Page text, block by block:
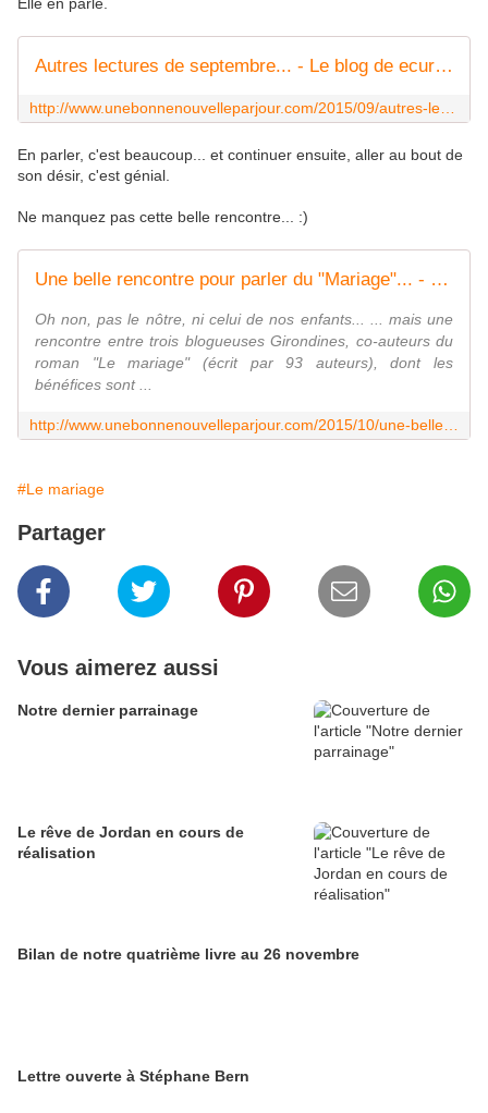
Autres lectures de septembre... - Le blog de ecureuilbleu
En parler, c'est beaucoup... et continuer ensuite, aller au bout de
son désir, c'est génial.
Ne manquez pas cette belle rencontre... :)
Une belle rencontre pour parler du "Mariage"... - Le blog de ecureuilbleu
Oh non, pas le nôtre, ni celui de nos enfants... ... mais une
rencontre entre trois blogueuses Girondines, co-auteurs du
roman "Le mariage" (écrit par 93 auteurs), dont les
bénéfices sont ...
#Le mariage
Partager
Vous aimerez aussi
Notre dernier parrainage
Le rêve de Jordan en cours de
réalisation
Bilan de notre quatrième livre au 26 novembre
Lettre ouverte à Stéphane Bern